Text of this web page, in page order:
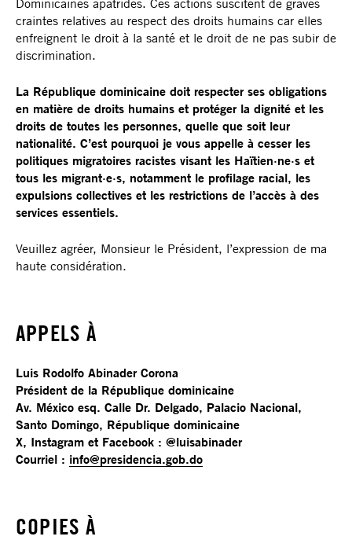
environnement hostile.
Les défenseur·e·s des droits humains et les journalistes
à des menaces et une stigmatisation. Malgré les appels à
sauvegarder l’espace civique, les autorités dominicaines
n’ont pas adopté de mesures spécifiques pour protéger les
personnes qui défendent les droits des ressortissant·e·s
haïtiens et des Dominicain·e·s d’origine haïtienne. Cette
inaction contribue à un climat de peur plus général qui
décourage le travail d’information sur les violations des
droits humains et l’exercice de droits fondamentaux.
Amnistie Internationale appelle à nouveau les autorités
dominicaines à mettre fin à la pratique systématique des
examen individualisé des besoins de protection, l’accès
discrimination et des mesures pour empêcher la
criminalisation et la stigmatisation des personnes
migrantes et des défenseur·e·s des droits humains.
craintes relatives au respect des droits humains car elles
enfreignent le droit à la santé et le droit de ne pas subir de
discrimination.
La République dominicaine doit respecter ses obligations
en matière de droits humains et protéger la dignité et les
droits de toutes les personnes, quelle que soit leur
nationalité. C’est pourquoi je vous appelle à cesser les
politiques migratoires racistes visant les Haïtien·ne·s et
tous les migrant·e·s, notamment le profilage racial, les
expulsions collectives et les restrictions de l’accès à des
services essentiels.
Veuillez agréer, Monsieur le Président, l’expression de ma
haute considération.
APPELS À
Luis Rodolfo Abinader Corona
Président de la République dominicaine
Av. México esq. Calle Dr. Delgado, Palacio Nacional,
Santo Domingo, République dominicaine
X, Instagram et Facebook : @luisabinader
Courriel : info@presidencia.gob.do
COPIES À